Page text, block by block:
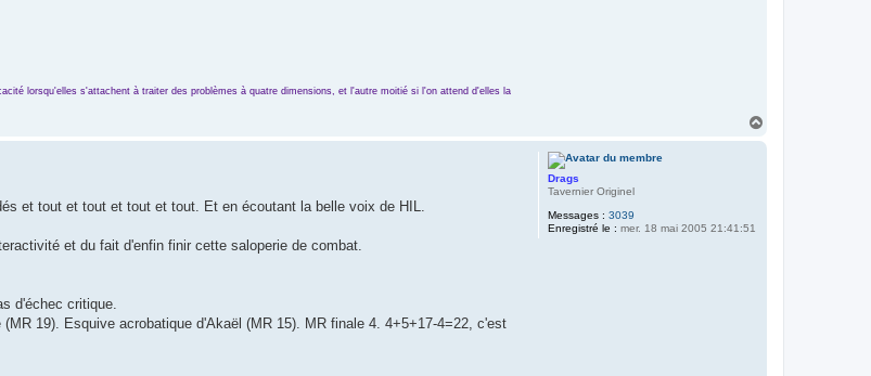
i
r
L
o
r
i
lorsqu'elles s'attachent à traiter des problèmes à quatre dimensions, et l'autre moitié si l'on attend d'elles la
Drags
Tavernier Originel
Messages : 3039
Enregistré le : mer. 18 mai 2005 21:41:51
et tout et tout et tout et tout. Et en écoutant la belle voix de HIL.
et du fait d'enfin finir cette saloperie de combat.
d'échec critique.
19). Esquive acrobatique d'Akaël (MR 15). MR finale 4. 4+5+17-4=22, c'est